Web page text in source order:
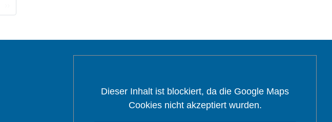
Dieser Inhalt ist blockiert, da die Google Maps
Cookies nicht akzeptiert wurden.